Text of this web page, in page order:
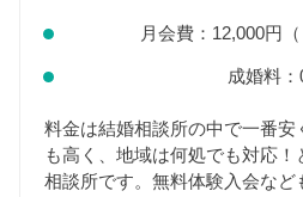
月会費：12,000円（
成婚料：
料金は結婚相談所の中で一番安
も高く、地域は何処でも対応
相談所です。無料体験入会な